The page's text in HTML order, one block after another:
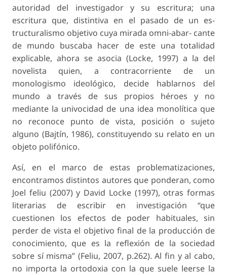
autoridad del investigador y su escritura; una
escritura que, distintiva en el pasado de un es-
tructuralismo objetivo cuya mirada omni-abar- cante
de mundo buscaba hacer de este una totalidad
explicable, ahora se asocia (Locke, 1997) a la del
novelista quien, a contracorriente de un
monologismo ideológico, decide hablarnos del
mundo a través de sus propios héroes y no
mediante la univocidad de una idea monolítica que
no reconoce punto de vista, posición o sujeto
alguno (Bajtín, 1986), constituyendo su relato en un
objeto polifónico.
Así, en el marco de estas problematizaciones,
encontramos distintos autores que ponderan, como
Joel feliu (2007) y David Locke (1997), otras formas
literarias de escribir en investigación “que
cuestionen los efectos de poder habituales, sin
perder de vista el objetivo final de la producción de
conocimiento, que es la reflexión de la sociedad
sobre sí misma” (Feliu, 2007, p.262). Al fin y al cabo,
no importa la ortodoxia con la que suele leerse la